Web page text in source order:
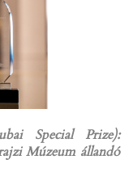
Special Prize):
Múzeum állandó